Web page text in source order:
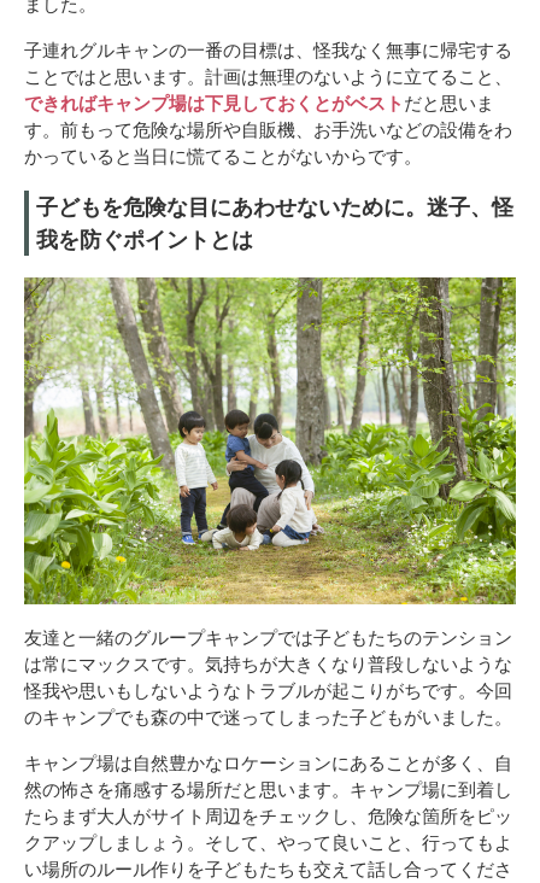
子連れグルキャンの一番の目標は、怪我なく無事に帰宅する
ことではと思います。計画は無理のないように立てること、
できればキャンプ場は下見しておくとがベスト だと思いま
す。前もって危険な場所や自販機、お手洗いなどの設備をわ
かっていると当日に慌てることがないからです。
子どもを危険な目にあわせないために。迷子、怪
我を防ぐポイントとは
友達と一緒のグループキャンプでは子どもたちのテンション
は常にマックスです。気持ちが大きくなり普段しないような
怪我や思いもしないようなトラブルが起こりがちです。今回
のキャンプでも森の中で迷ってしまった子どもがいました。
キャンプ場は自然豊かなロケーションにあることが多く、自
然の怖さを痛感する場所だと思います。キャンプ場に到着し
たらまず大人がサイト周辺をチェックし、危険な箇所をピッ
クアップしましょう。そして、やって良いこと、行ってもよ
い場所のルール作りを子どもたちも交えて話し合ってくださ